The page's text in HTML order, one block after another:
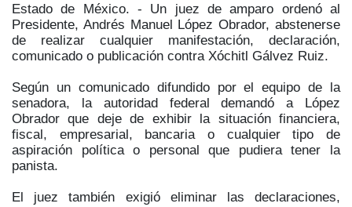
Estado de México. - Un juez de amparo ordenó al
Presidente, Andrés Manuel López Obrador, abstenerse
de realizar cualquier manifestación, declaración,
comunicado o publicación contra Xóchitl Gálvez Ruiz.
Según un comunicado difundido por el equipo de la
senadora, la autoridad federal demandó a López
Obrador que deje de exhibir la situación financiera,
fiscal, empresarial, bancaria o cualquier tipo de
aspiración política o personal que pudiera tener la
panista.
El juez también exigió eliminar las declaraciones,